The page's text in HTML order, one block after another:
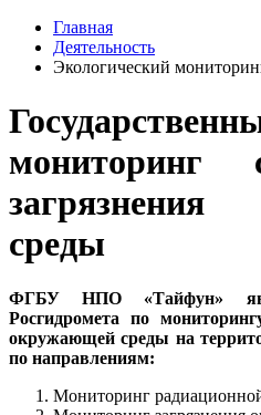
Главная
Деятельность
Экологический
мониторинг
среды
ФГБУ НПО «Тайфун»
Росгидромета по
окружающей среды на
по направлениям:
Мониторинг